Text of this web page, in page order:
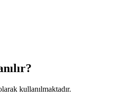
kullanılmaktadır.